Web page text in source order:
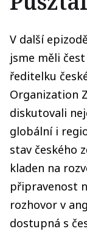
V další
jsme měli
ředitelku
Organization
diskutovali
globální i
stav českého
kladen na
připravenost
rozhovor v
dostupná s